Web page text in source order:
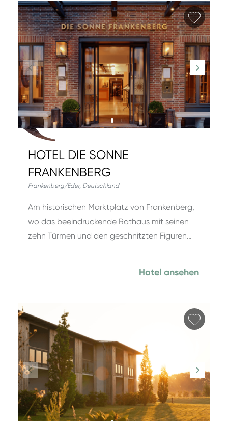
HOTEL DIE SONNE
FRANKENBERG
Frankenberg/Eder, Deutschland
Am historischen Marktplatz von Frankenberg,
wo das beeindruckende Rathaus mit seinen
zehn Türmen und den geschnitzten Figuren…
Hotel ansehen